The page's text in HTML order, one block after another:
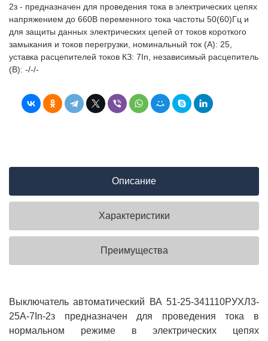
2з - предназначен для проведения тока в электрических цепях
напряжением до 660В переменного тока частоты 50(60)Гц и
для защиты данных электрических цепей от токов короткого
замыкания и токов перегрузки, номинальный ток (А): 25,
уставка расцепителей токов КЗ: 7In, независимый расцепитель
(В): -/-/-
Описание
Характеристики
Преимущества
Выключатель автоматический ВА 51-25-341110РУХЛ3-
25А-7In-2з предназначен для проведения тока в
нормальном режиме в электрических цепях